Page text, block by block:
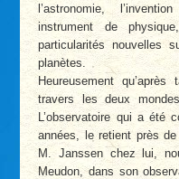
l’astronomie,
instrument de
particularités nouvelles
planètes.
Heureusement
travers les deux
L’observatoire qui a
années, le retient près
M. Janssen chez lui,
Meudon, dans son